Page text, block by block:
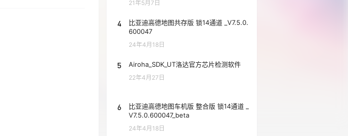
21年5月7日
4
比亚迪高德地图共存版 锁14通道 _V7.5.0.
600047
24年4月18日
5 Airoha_SDK_UT洛达官方芯片检测软件
22年4月27日
6
比亚迪高德地图车机版 整合版 锁14通道 _
V7.5.0.600047_beta
24年4月18日